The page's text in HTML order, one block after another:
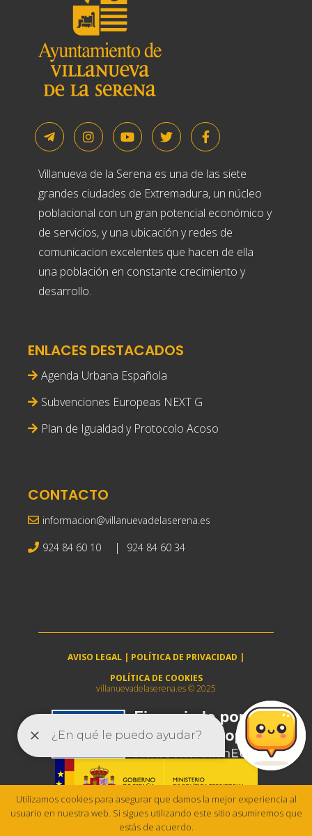
Villanueva de la Serena es una de las siete
grandes ciudades de Extremadura, un núcleo
poblacional con un gran potencial económico y
de servicios, y una ubicación y redes de
comunicacion excelentes que hacen de ella
una población en constante crecimiento y
desarrollo.
ENLACES DESTACADOS
Agenda Urbana Española
Subvenciones Europeas NEXT G
Plan de Igualdad y Protocolo Acoso
CONTACTO
informacion@villanuevadelaserena.es
924 84 60 10 | 924 84 60 34
AVISO LEGAL | POLÍTICA DE PRIVACIDAD |
POLÍTICA DE COOKIES
villanuevadelaserena.es © 2025
Utilizamos cookies para asegurar que damos la mejor experiencia al
usuario en nuestra web. Si sigues utilizando este sitio asumiremos que
estás de acuerdo.